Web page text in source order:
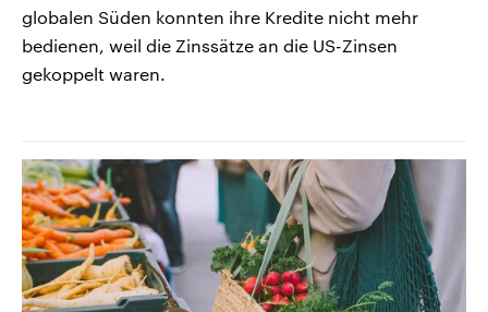
globalen Süden konnten ihre Kredite nicht mehr
bedienen, weil die Zinssätze an die US-Zinsen
gekoppelt waren.